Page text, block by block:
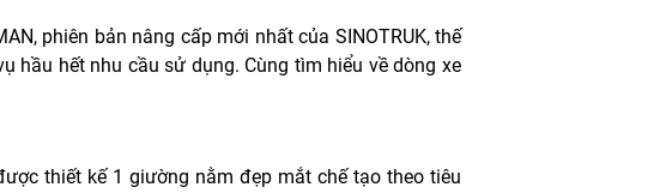
phiên bản nâng cấp mới nhất của SINOTRUK, thế
hầu hết nhu cầu sử dụng. Cùng tìm hiểu về dòng xe
thiết kế 1 giường nằm đẹp mắt chế tạo theo tiêu